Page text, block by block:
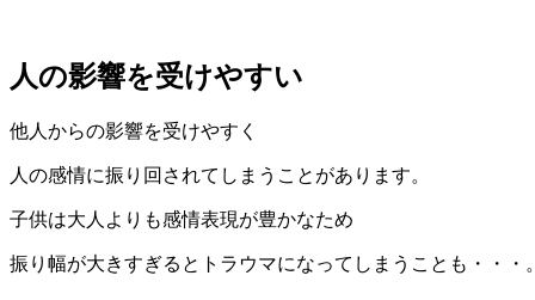
人の影響を受けやすい
他人からの影響を受けやすく
人の感情に振り回されてしまうことがあります。
子供は大人よりも感情表現が豊かなため
振り幅が大きすぎるとトラウマになってしまうことも・・・。